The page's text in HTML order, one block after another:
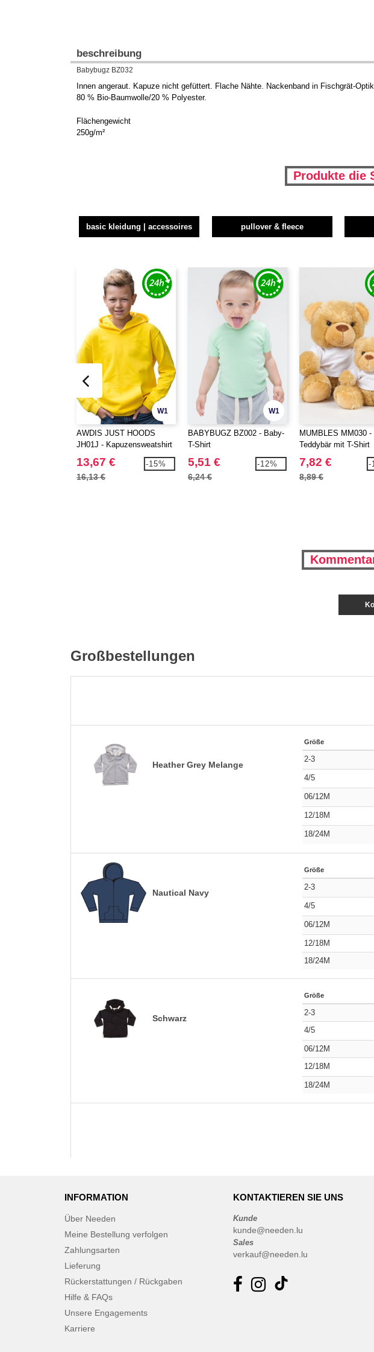
beschreibung
Babybugz BZ032
Innen angeraut. Kapuze nicht gefüttert. Flache Nähte. Nackenband in Fischgrät-
80 % Bio-Baumwolle/20 % Polyester.
Flächengewicht
250g/m²
Produkte die
basic kleidung | accessoires pullover & fleece
W1
AWDIS JUST HOODS
JH01J - Kapuzensweatshirt
für Kinder
13,67 €
16,13 €
-15%
W1
BABYBUGZ BZ002 - Baby-
T-Shirt
5,51 €
6,24 €
-12%
MUMBLES MM030 -
Teddybär mit T-Shirt
7,82 €
8,89 €
-
Großbestellungen
Heather Grey Melange
Größe
2-3
4/5
06/12M
12/18M
18/24M
Nautical Navy
Größe
2-3
4/5
06/12M
12/18M
18/24M
Schwarz
Größe
2-3
4/5
06/12M
12/18M
18/24M
INFORMATION
Über Needen
Meine Bestellung verfolgen
Zahlungsarten
Lieferung
Rückerstattungen / Rückgaben
Hilfe & FAQs
Unsere Engagements
Karriere
KONTAKTIEREN SIE UNS
Kunde
kunde@needen.lu
Sales
verkauf@needen.lu